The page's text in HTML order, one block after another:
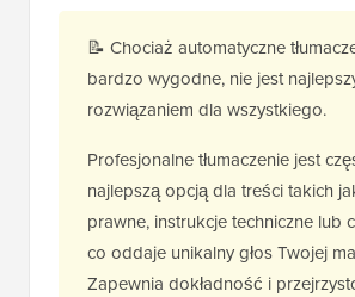
📝 Chociaż automatyczne
bardzo wygodne, nie jest
rozwiązaniem dla wszystkiego.
Profesjonalne tłumaczenie jest
najlepszą opcją dla treści takich
prawne, instrukcje techniczne lub
co oddaje unikalny głos Twojej
Zapewnia dokładność i